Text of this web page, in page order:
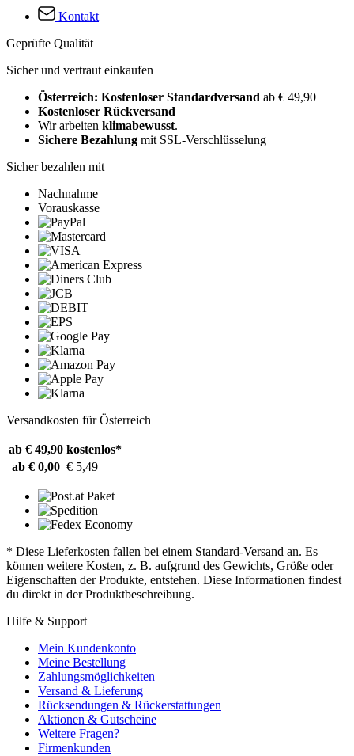
Kontakt
Geprüfte Qualität
Sicher und vertraut einkaufen
Österreich: Kostenloser Standardversand ab € 49,90
Kostenloser Rückversand
Wir arbeiten klimabewusst.
Sichere Bezahlung mit SSL-Verschlüsselung
Sicher bezahlen mit
Nachnahme
Vorauskasse
Versandkosten für Österreich
ab € 49,90 kostenlos*
ab € 0,00 € 5,49
* Diese Lieferkosten fallen bei einem Standard-Versand an. Es
können weitere Kosten, z. B. aufgrund des Gewichts, Größe oder
Eigenschaften der Produkte, entstehen. Diese Informationen findest
du direkt in der Produktbeschreibung.
Hilfe & Support
Mein Kundenkonto
Meine Bestellung
Zahlungsmöglichkeiten
Versand & Lieferung
Rücksendungen & Rückerstattungen
Aktionen & Gutscheine
Weitere Fragen?
Firmenkunden